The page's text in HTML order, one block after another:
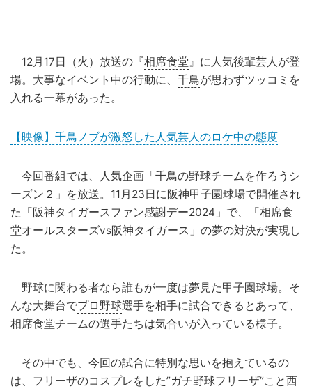
12月17日（火）放送の『相席食堂』に人気後輩芸人が登
場。大事なイベント中の行動に、 千鳥が思わずツッコミを
入れる一幕があった。
【映像】千鳥ノブが激怒した人気芸人のロケ中の態度
今回番組では、人気企画「千鳥の野球チームを作ろうシ
ーズン２」を放送。11月23日に阪神甲子園球場で開催され
た「阪神タイガースファン感謝デー2024」で、「相席食
堂オールスターズvs阪神タイガース」の夢の対決が実現し
た。
野球に関わる者なら誰もが一度は夢見た甲子園球場。そ
んな大舞台でプロ野球選手を相手に試合できるとあって、
相席食堂チームの選手たちは気合いが入っている様子。
その中でも、今回の試合に特別な思いを抱えているの
は、フリーザのコスプレをした”ガチ野球フリーザ”こと西